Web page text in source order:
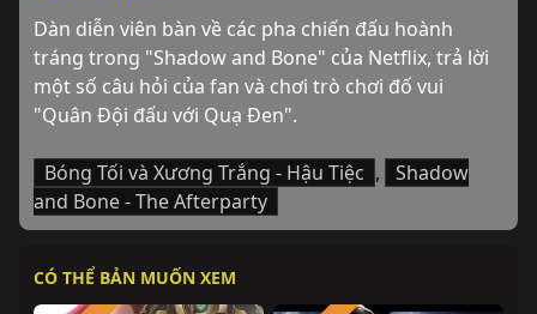
Dàn diễn viên bàn về các pha chiến đấu hoành
tráng trong "Shadow and Bone" của Netflix, trả lời
một số câu hỏi của fan và chơi trò chơi đố vui
"Quân Đội đấu với Quạ Đen".
Bóng Tối và Xương Trắng - Hậu Tiệc ,
Shadow
and Bone - The Afterparty
CÓ THỂ BẢN MUỐN XEM